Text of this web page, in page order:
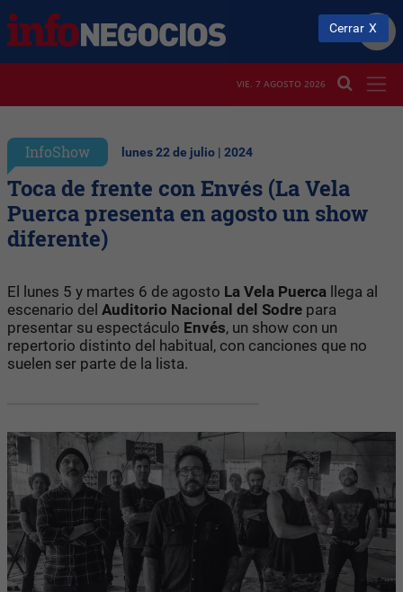
VIE. 7 AGOSTO 2026
InfoShow lunes 22 de julio | 2024
Toca de frente con Envés (La Vela
Puerca presenta en agosto un show
diferente)
El lunes 5 y martes 6 de agosto La Vela Puerca llega al
escenario del Auditorio Nacional del Sodre para
presentar su espectáculo Envés, un show con un
repertorio distinto del habitual, con canciones que no
suelen ser parte de la lista.
Cerrar